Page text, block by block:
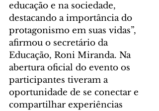
educação e na sociedade,
destacando a importância do
protagonismo em suas vidas”,
afirmou o secretário da
Educação, Roni Miranda. Na
abertura oficial do evento os
participantes tiveram a
oportunidade de se conectar e
compartilhar experiências